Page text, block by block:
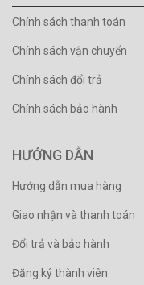
Chính sách thanh toán
Chính sách vận chuyển
Chính sách đổi trả
Chính sách bảo hành
HƯỚNG DẪN
Hướng dẫn mua hàng
Giao nhận và thanh toán
Đổi trả và bảo hành
Đăng ký thành viên